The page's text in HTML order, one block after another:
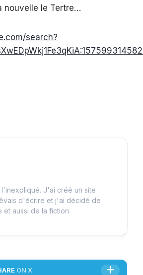
nouvelle le Tertre…
search?
J'ai créé un site
d'écrire et j'ai décidé de
et aussi de la fiction.
ON X